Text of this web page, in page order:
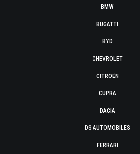
BMW
BUGATTI
BYD
CHEVROLET
CITROËN
CUPRA
DACIA
DS AUTOMOBILES
FERRARI